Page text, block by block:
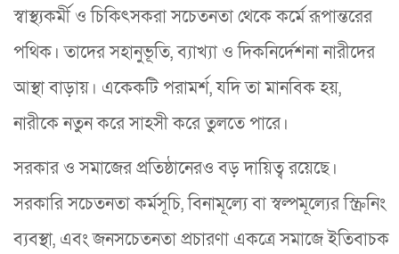
স্বাস্থ্যকর্মী ও চিকিৎসকরা সচেতনতা থেকে কর্মে রূপান্তরের
পথিক। তাদের সহানুভূতি, ব্যাখ্যা ও দিকনির্দেশনা নারীদের
আস্থা বাড়ায়। একেকটি পরামর্শ, যদি তা মানবিক হয়,
নারীকে নতুন করে সাহসী করে তুলতে পারে।
সরকার ও সমাজের প্রতিষ্ঠানেরও বড় দায়িত্ব রয়েছে।
সরকারি সচেতনতা কর্মসূচি, বিনামূল্যে বা স্বল্পমূল্যের স্ক্রিনিং
ব্যবস্থা, এবং জনসচেতনতা প্রচারণা একত্রে সমাজে ইতিবাচক